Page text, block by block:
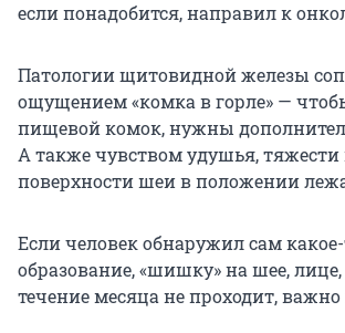
если понадобится, направил к
Патологии щитовидной железы
ощущением «комка в горле» —
пищевой комок, нужны
А также чувством удушья, тяжести
поверхности шеи в положении
Если человек обнаружил сам
образование, «шишку» на шее,
течение месяца не проходит,